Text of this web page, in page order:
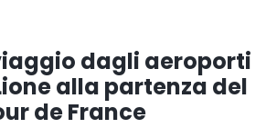
dagli aeroporti
alla partenza del
de France